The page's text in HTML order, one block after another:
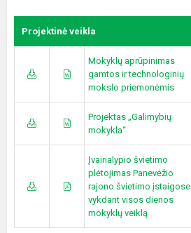
Projektinė veikla
Mokyklų aprūpinimas
gamtos ir technologinių
mokslo priemonėmis
Projektas „Galimybių
mokykla“
Įvairialypio švietimo
plėtojimas Panevėžio
rajono švietimo įstaigose
vykdant visos dienos
mokyklų veiklą